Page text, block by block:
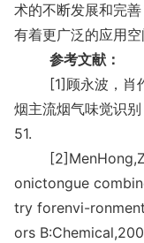
术的不断发展和完
有着更广泛的应用空
参考文献：
[1]顾永波，肖作
烟主流烟气味觉识
51.
onictongue
try forenvi-ro
ors